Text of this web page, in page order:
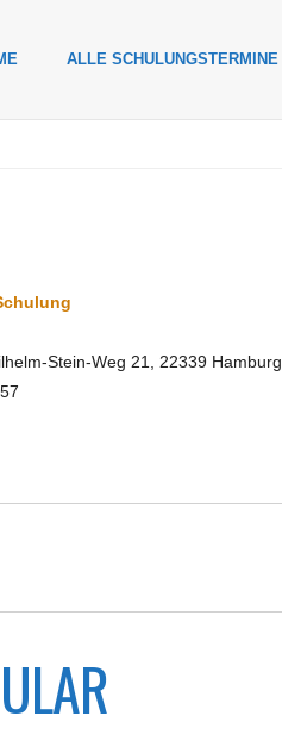
ALLE SCHULUNGSTERMINE
Stein-Weg 21, 22339 Hamburg